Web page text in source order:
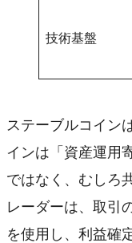
技術基盤
ステーブルコイン
インは「資産運用
ではなく、むしろ
レーダーは、取引
を使用し、利益確